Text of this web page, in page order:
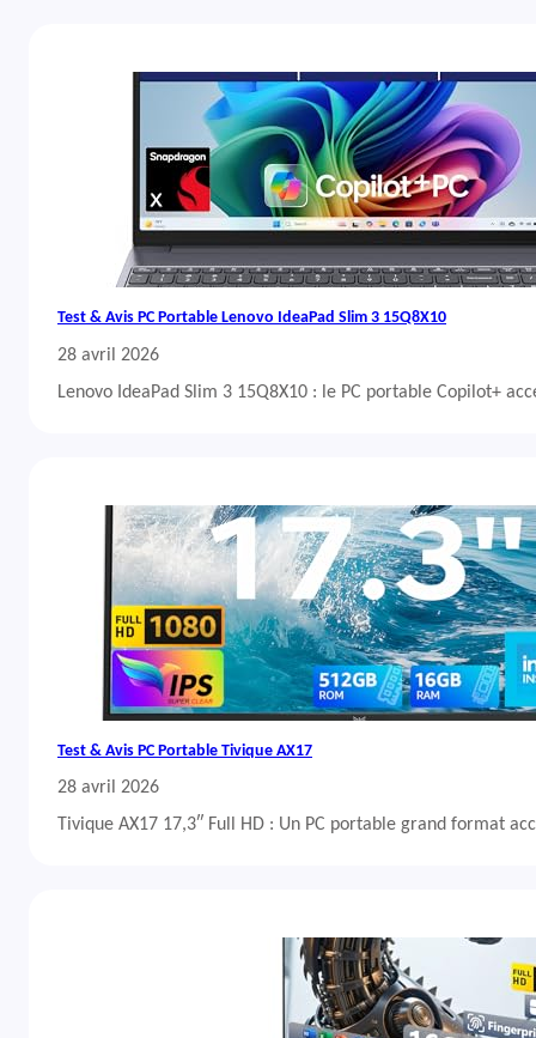
Test & Avis PC Portable Lenovo IdeaPad Slim 3 15Q8X10
28 avril 2026
Lenovo IdeaPad Slim 3 15Q8X10 : le PC portable Copilot+
Test & Avis PC Portable Tivique AX17
28 avril 2026
Tivique AX17 17,3″ Full HD : Un PC portable grand format